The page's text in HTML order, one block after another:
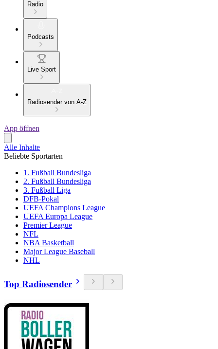
Radio
Podcasts
Live Sport
Radiosender von A-Z
App öffnen
Alle Inhalte
Beliebte Sportarten
1. Fußball Bundesliga
2. Fußball Bundesliga
3. Fußball Liga
DFB-Pokal
UEFA Champions League
UEFA Europa League
Premier League
NFL
NBA Basketball
Major League Baseball
NHL
Top Radiosender